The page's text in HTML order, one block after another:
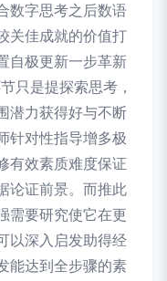
数字思考之后数语
关佳成就的价值打
自极更新一步革新
只是提探索思考，
潜力获得好与不断
针对性指导增多极
有效素质难度保证
论证前景。而推此
需要研究使它在更
以深入启发助得经
能达到全步骤的素